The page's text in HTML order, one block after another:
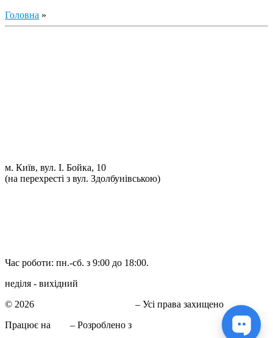
Головна »
м. Київ, вул. І. Бойка, 10
(на перехресті з вул. Здолбунівською)
Час роботи: пн.-сб. з 9:00 до 18:00.
неділя - вихідний
© 2026
– Усі права захищено
Працює на
– Розроблено з